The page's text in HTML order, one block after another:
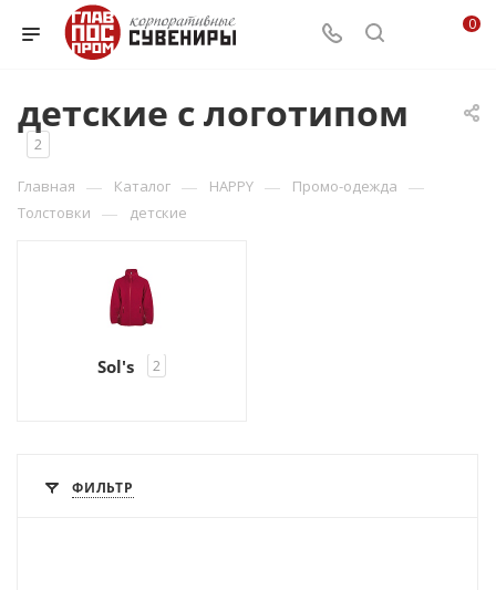
0
детские с логотипом
2
Главная — Каталог — HAPPY — Промо-одежда —
Толстовки — детские
Sol's 2
ФИЛЬТР